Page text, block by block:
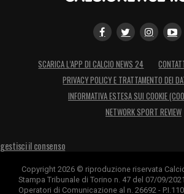
SCARICA L’APP DI CALCIO NEWS 24
PRIVACY POLICY E TRATTAMENTO DEI
INFORMATIVA ESTESA SUI COOKIE
NETWORK SPORT REVIEW
gestisci il consenso
Copyright 2026 © riproduzione riservata
Stampa Tribunale di Torino n. 47 del 07/09/
Operatori di Comunicazione al n. 26692 -